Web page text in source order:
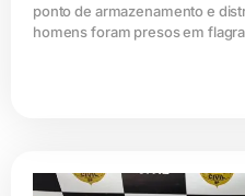
ponto de armazenamento e
homens foram presos em